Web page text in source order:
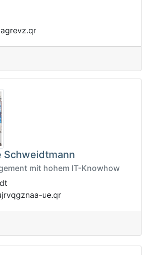
rq.zverg
Schweidtmann
mit hohem IT-Knowhow
rq.eu-aanz